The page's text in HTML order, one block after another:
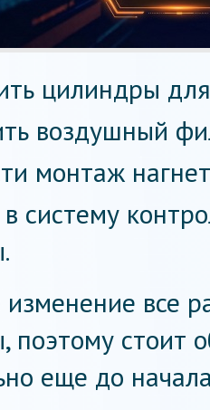
цилиндры
воздушный
монтаж
в систему
все
стоит
еще до